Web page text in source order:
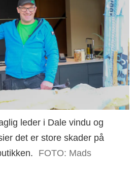
leder i Dale vindu og
det er store skader på
FOTO: Mads